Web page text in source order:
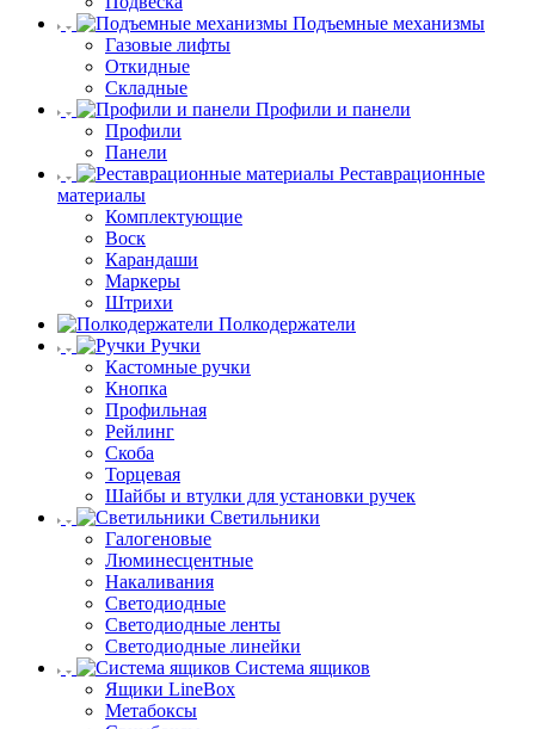
Подъемные механизмы
Газовые лифты
Откидные
Складные
Профили и панели
Профили
Панели
Реставрационные
материалы
Комплектующие
Воск
Карандаши
Маркеры
Штрихи
Полкодержатели
Ручки
Кастомные ручки
Кнопка
Профильная
Рейлинг
Скоба
Торцевая
Шайбы и втулки для установки ручек
Светильники
Галогеновые
Люминесцентные
Накаливания
Светодиодные
Светодиодные ленты
Светодиодные линейки
Система ящиков
Ящики LineBox
Метабоксы